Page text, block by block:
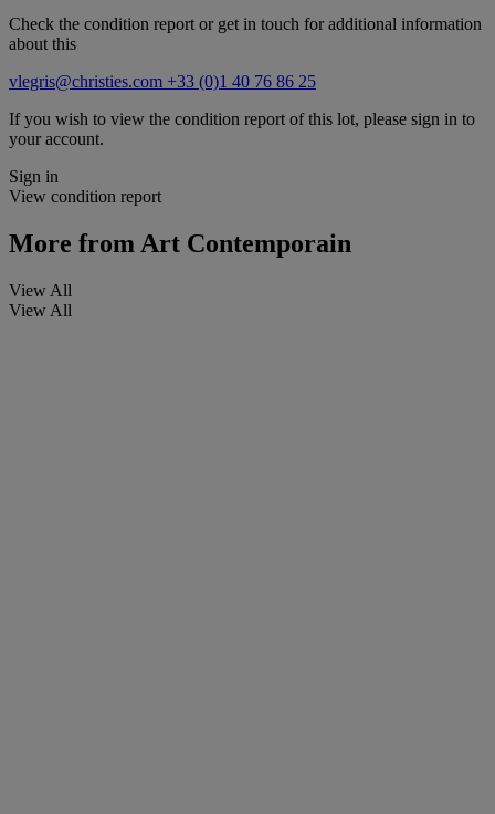
Check the condition report or get in touch for additional information
about this
vlegris@christies.com +33 (0)1 40 76 86 25
If you wish to view the condition report of this lot, please sign in to
your account.
Sign in
View condition report
More from Art Contemporain
View All
View All